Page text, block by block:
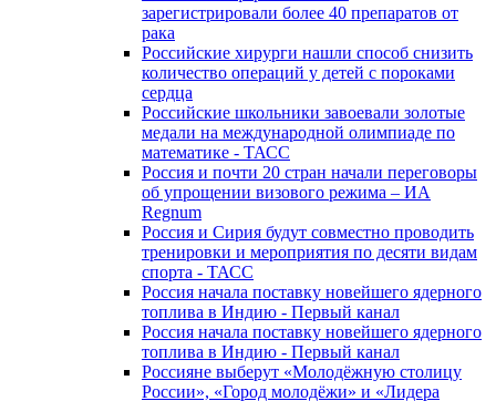
зарегистрировали более 40 препаратов от
рака
Российские хирурги нашли способ снизить
количество операций у детей с пороками
сердца
Российские школьники завоевали золотые
медали на международной олимпиаде по
математике - ТАСС
Россия и почти 20 стран начали переговоры
об упрощении визового режима – ИА
Regnum
Россия и Сирия будут совместно проводить
тренировки и мероприятия по десяти видам
спорта - ТАСС
Россия начала поставку новейшего ядерного
топлива в Индию - Первый канал
Россия начала поставку новейшего ядерного
топлива в Индию - Первый канал
Россияне выберут «Молодёжную столицу
России», «Город молодёжи» и «Лидера